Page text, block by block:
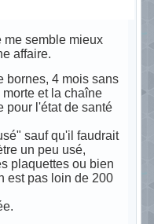
me semble mieux
affaire.
bornes, 4 mois sans
et la chaîne
pour l'état de santé
sauf qu'il faudrait
un peu usé,
plaquettes ou bien
est pas loin de 200